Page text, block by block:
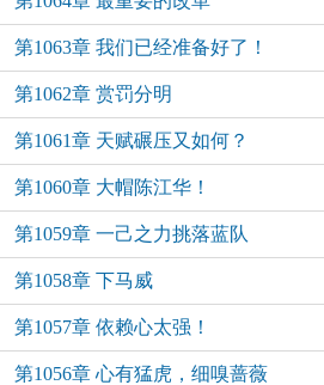
第1063章 我们已经准备好了！
第1062章 赏罚分明
第1061章 天赋碾压又如何？
第1060章 大帽陈江华！
第1059章 一己之力挑落蓝队
第1058章 下马威
第1057章 依赖心太强！
第1056章 心有猛虎，细嗅蔷薇